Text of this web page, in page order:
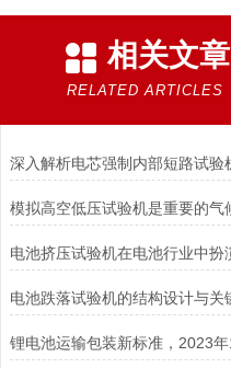
相关文章
RELATED ARTICLES